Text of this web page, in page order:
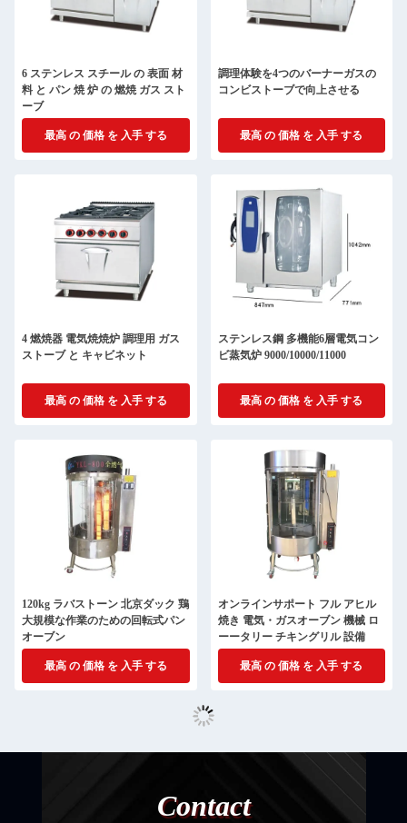
6 ステンレス スチール の 表面 材
料 と パン 焼 炉 の 燃焼 ガス スト
ーブ
最高 の 価格 を 入手 する
調理体験を4つのバーナーガスの
コンビストーブで向上させる
最高 の 価格 を 入手 する
4 燃焼器 電気焼焼炉 調理用 ガス
ストーブ と キャビネット
最高 の 価格 を 入手 する
ステンレス鋼 多機能6層電気コン
ビ蒸気炉 9000/10000/11000
最高 の 価格 を 入手 する
120kg ラバストーン 北京ダック 鶏
大規模な作業のための回転式パン
オーブン
最高 の 価格 を 入手 する
オンラインサポート フル アヒル
焼き 電気・ガスオーブン 機械 ロ
ーータリー チキングリル 設備
最高 の 価格 を 入手 する
Contact